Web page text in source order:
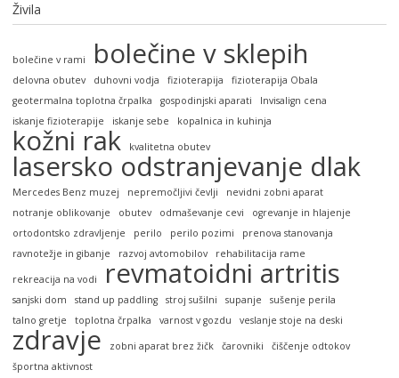
Živila
bolečine v rami bolečine v sklepih
delovna obutev duhovni vodja fizioterapija
fizioterapija Obala
geotermalna toplotna črpalka
gospodinjski aparati
Invisalign cena
iskanje fizioterapije
iskanje sebe kopalnica in kuhinja
kožni rak kvalitetna obutev
lasersko odstranjevanje dlak
Mercedes Benz muzej nepremočljivi čevlji
nevidni zobni aparat
notranje oblikovanje
obutev odmaševanje cevi
ogrevanje in hlajenje
ortodontsko zdravljenje
perilo perilo pozimi
prenova stanovanja
ravnotežje in gibanje
razvoj avtomobilov rehabilitacija rame
rekreacija na vodi revmatoidni artritis
sanjski dom stand up paddling stroj sušilni supanje
sušenje perila
talno gretje
toplotna črpalka varnost v gozdu veslanje stoje na deski
zdravje zobni aparat brez žičk čarovniki
čiščenje odtokov
športna aktivnost